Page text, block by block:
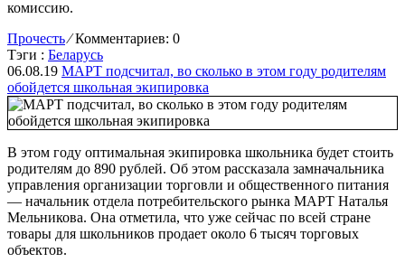
комиссию.
Прочесть ⁄Комментариев: 0
Тэги : Беларусь
06.08.19 МАРТ подсчитал, во сколько в этом году родителям
обойдется школьная экипировка
В этом году оптимальная экипировка школьника будет стоить
родителям до 890 рублей. Об этом рассказала замначальника
управления организации торговли и общественного питания
— начальник отдела потребительского рынка МАРТ Наталья
Мельникова. Она отметила, что уже сейчас по всей стране
товары для школьников продает около 6 тысяч торговых
объектов.